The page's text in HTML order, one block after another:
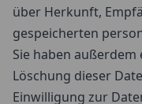
über Herkunft,
gespeicherten
Sie haben
Löschung dieser
Einwilligung zur